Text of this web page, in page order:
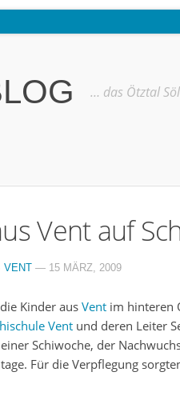
Gletscherskigebiet von Sölden
… das Ötztal
Vent auf
VENT — 15 MÄRZ, 2009
Kinder aus Vent im hinteren
Vent und deren Leiter
Schiwoche, der
Für die Verpflegung